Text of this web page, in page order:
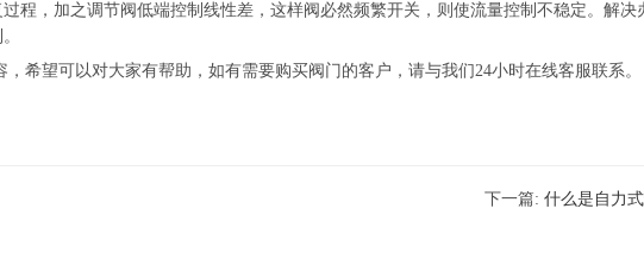
程，加之调节阀低端控制线性差，这样阀必然频繁开关，则使流量控制不稳定。解决
希望可以对大家有帮助，如有需要购买阀门的客户，请与我们24小时在线客服联系。
下一篇: 什么是自力